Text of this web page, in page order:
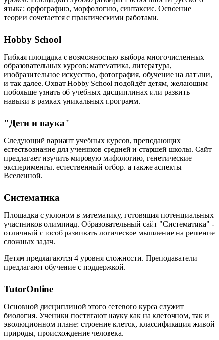
языка: орфографию, морфологию, синтаксис. Освоение
теории сочетается с практическими работами.
Hobby School
Гибкая площадка с возможностью выбора многочисленных
образовательных курсов: математика, литература,
изобразительное искусство, фотография, обучение на латыни,
и так далее. Охват Hobby School подойдёт детям, желающим
побольше узнать об учебных дисциплинах или развить
навыки в рамках уникальных программ.
"Дети и наука"
Следующий вариант учебных курсов, преподающих
естествознание для учеников средней и старшей школы. Сайт
предлагает изучить мировую мифологию, генетические
эксперименты, естественный отбор, а также аспекты
Вселенной.
Систематика
Площадка с уклоном в математику, готовящая потенциальных
участников олимпиад. Образовательный сайт "Систематика" -
отличный способ развивать логическое мышление на решение
сложных задач.
Детям предлагаются 4 уровня сложности. Преподаватели
предлагают обучение с поддержкой.
TutorOnline
Основной дисциплиной этого сетевого курса служит
биология. Ученики постигают науку как на клеточном, так и
эволюционном плане: строение клеток, классификация живой
природы, происхождение человека.